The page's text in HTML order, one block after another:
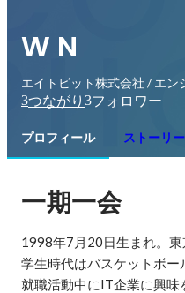
W N
エイトビット株式会社 / エン
3つながり 3フォロワー
プロフィール ストーリー
一期一会
1998年7月20日生まれ。東
学生時代はバスケットボー
就職活動中にIT企業に興味